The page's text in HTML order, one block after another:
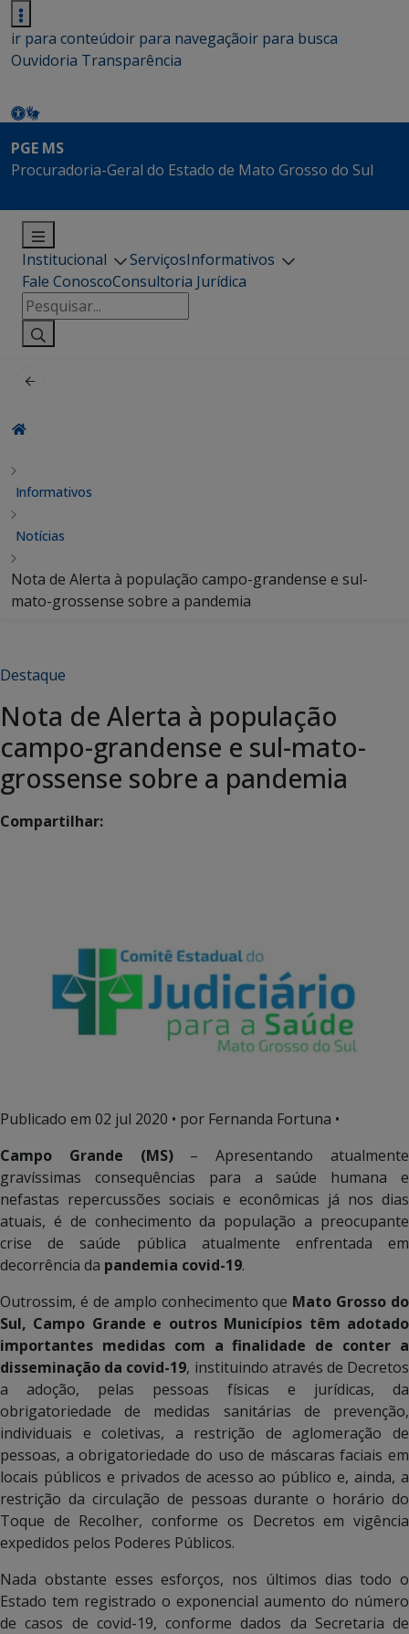
ir para conteúdoir para navegaçãoir para busca
Ouvidoria Transparência
PGE MS
Procuradoria-Geral do Estado de Mato Grosso do Sul
Institucional ServiçosInformativos
Fale ConoscoConsultoria Jurídica
Pesquisar
por:
Informativos
Notícias
Nota de Alerta à população campo-grandense e sul-
mato-grossense sobre a pandemia
Destaque
Nota de Alerta à população
campo-grandense e sul-mato-
grossense sobre a pandemia
Compartilhar:
Publicado em 02 jul 2020 • por Fernanda Fortuna •
Campo Grande (MS)– Apresentando atualmente
gravíssimas consequências para a saúde humana e
nefastas repercussões sociais e econômicas já nos dias
atuais, é de conhecimento da população a preocupante
crise de saúde pública atualmente enfrentada em
decorrência da pandemia covid-19.
Outrossim, é de amplo conhecimento que Mato Grosso do
Sul, Campo Grande e outros Municípios têm adotado
importantes medidas com a finalidade de conter a
disseminação da covid-19, instituindo através de Decretos
a adoção, pelas pessoas físicas e jurídicas, da
obrigatoriedade de medidas sanitárias de prevenção,
individuais e coletivas, a restrição de aglomeração de
pessoas, a obrigatoriedade do uso de máscaras faciais em
locais públicos e privados de acesso ao público e, ainda, a
restrição da circulação de pessoas durante o horário do
Toque de Recolher, conforme os Decretos em vigência
expedidos pelos Poderes Públicos.
Nada obstante esses esforços, nos últimos dias todo o
Estado tem registrado o exponencial aumento do número
de casos de covid-19, conforme dados da Secretaria de